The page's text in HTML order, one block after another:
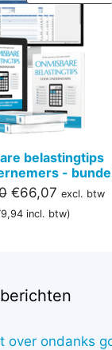
IN
belastingtips
-
Oorspronkelijke
prijs
€66,07Huidige
prijs
excl. btw
incl. btw)
over ondanks